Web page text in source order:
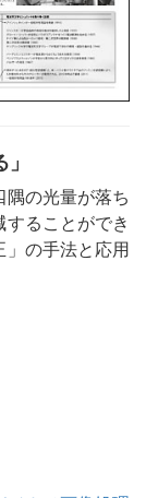
の光量が落ち
ることができ
」の手法と応用